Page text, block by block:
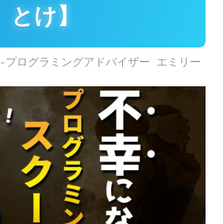
とけ】
-プログラミングアドバイザー エミリー